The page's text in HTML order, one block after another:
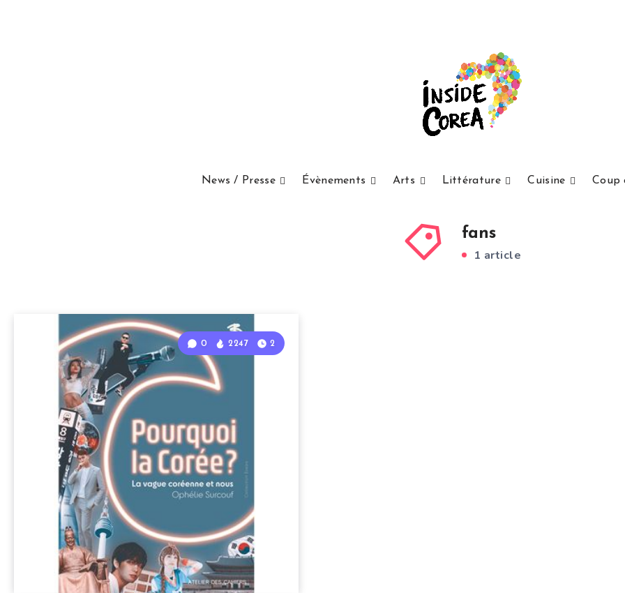
News / Presse Évènements Arts Littérature Cuisine Coup
fans
1 article
0 2247 2